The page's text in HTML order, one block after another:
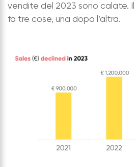
vendite del 2023 sono calate.
fa tre cose, una dopo l’altra.